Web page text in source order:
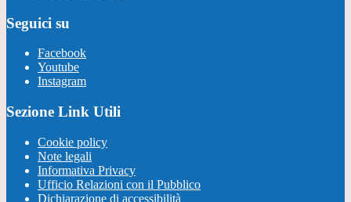
Seguici su
Facebook
Youtube
Instagram
Sezione Link Utili
Cookie policy
Note legali
Informativa Privacy
Ufficio Relazioni con il Pubblico
Dichiarazione di accessibilità